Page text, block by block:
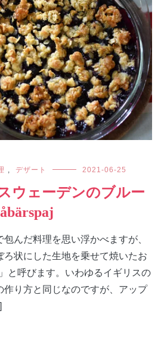
, デザート 2021-06-25
ウェーデンのブルー
んだ料理を思い浮かべますが、
ろ状にした生地を乗せて焼いたお
と呼びます。いわゆるイギリスの
作り方と同じなのですが、アップ